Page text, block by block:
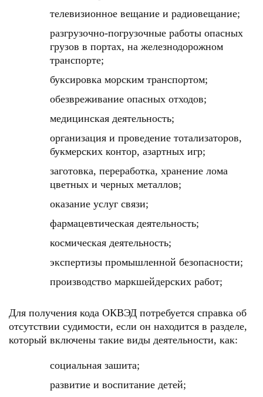
телевизионное вещание и радиовещание;
разгрузочно-погрузочные работы опасных
грузов в портах, на железнодорожном
транспорте;
буксировка морским транспортом;
обезвреживание опасных отходов;
медицинская деятельность;
организация и проведение тотализаторов,
букмерских контор, азартных игр;
заготовка, переработка, хранение лома
цветных и черных металлов;
оказание услуг связи;
фармацевтическая деятельность;
космическая деятельность;
экспертизы промышленной безопасности;
производство маркшейдерских работ;
Для получения кода ОКВЭД потребуется справка об
отсутствии судимости, если он находится в разделе,
который включены такие виды деятельности, как:
социальная зашита;
развитие и воспитание детей;